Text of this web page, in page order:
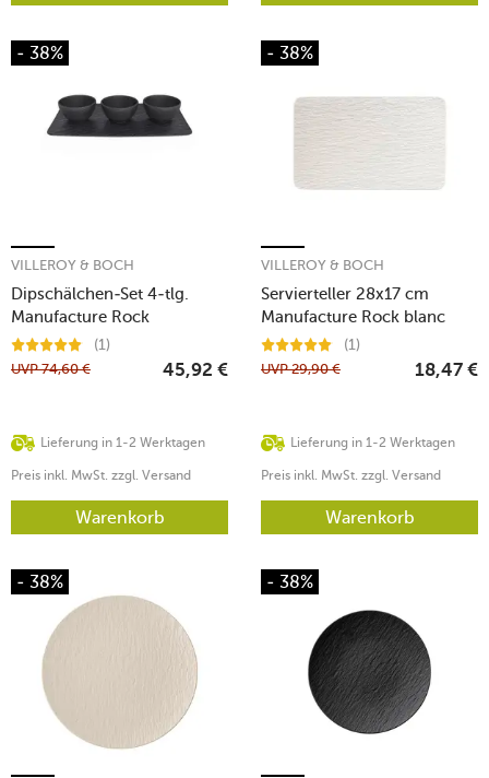
- 38%
Dipschälchen-Set 4-tlg.
Manufacture Rock
VILLEROY & BOCH
(1)
Lieferung in 1-2 Werktagen
UVP74,60 € 45,92 €
Preis inkl. MwSt. zzgl. Versand
Warenkorb
- 38%
Servierteller 28x17 cm
Manufacture Rock blanc
VILLEROY & BOCH
(1)
Lieferung in 1-2 Werktagen
UVP29,90 € 18,47 €
Preis inkl. MwSt. zzgl. Versand
Warenkorb
- 38% - 38%